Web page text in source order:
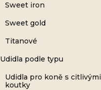
Sweet iron
Sweet gold
Titanové
Udidla podle typu
Udidla pro koně s citlivými
koutky